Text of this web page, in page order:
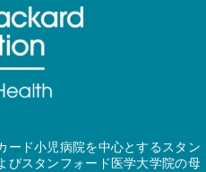
ード小児病院を中心とするスタン
びスタンフォード医学大学院の母